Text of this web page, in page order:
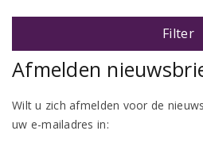
Filter
Afmelden
Wilt u zich afmelden voor de
uw e-mailadres in: